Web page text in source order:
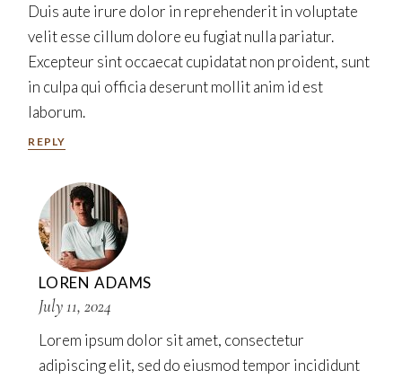
Duis aute irure dolor in reprehenderit in voluptate
velit esse cillum dolore eu fugiat nulla pariatur.
Excepteur sint occaecat cupidatat non proident, sunt
in culpa qui officia deserunt mollit anim id est
laborum.
REPLY
LOREN ADAMS
July 11, 2024
Lorem ipsum dolor sit amet, consectetur
adipiscing elit, sed do eiusmod tempor incididunt